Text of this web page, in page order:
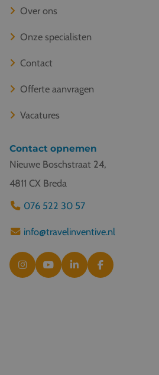
Over ons
Onze specialisten
Contact
Offerte aanvragen
Vacatures
Contact opnemen
Nieuwe Boschstraat 24,
4811 CX Breda
076 522 30 57
info@travelinventive.nl